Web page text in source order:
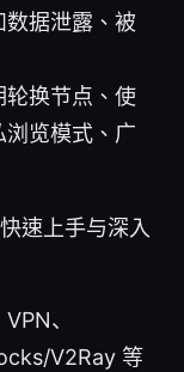
据泄露、被
轮换节点、使
览模式、广
速上手与深入
、
V2Ray 等